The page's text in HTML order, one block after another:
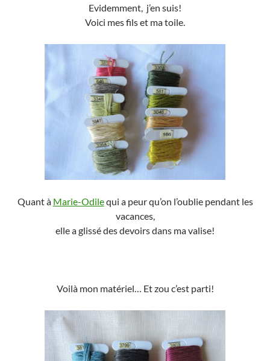
Evidemment, j’en suis!
Voici mes fils et ma toile.
Quant à Marie-Odilequi a peur qu’on l’oublie pendant les
vacances,
elle a glissé des devoirs dans ma valise!
Voilà mon matériel… Et zou c’est parti!